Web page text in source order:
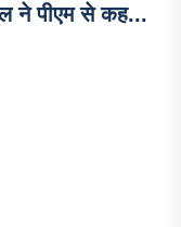
ने पीएम से कह...